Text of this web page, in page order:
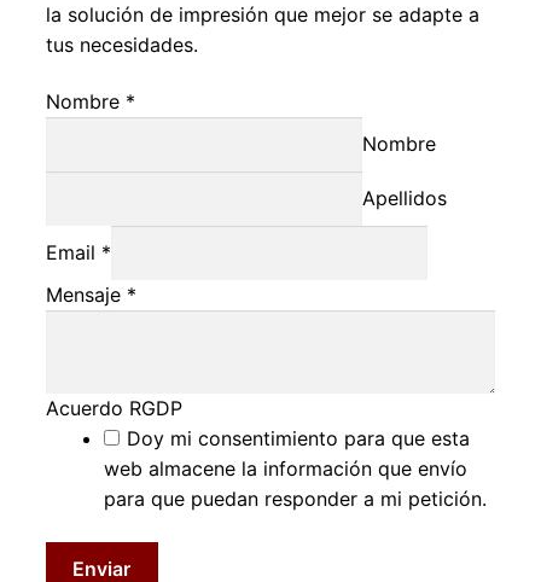
la solución de impresión que mejor se adapte a
tus necesidades.
Nombre *
Nombre
Apellidos
Email *
Mensaje *
Acuerdo RGDP
Doy mi consentimiento para que esta
web almacene la información que envío
para que puedan responder a mi petición.
Enviar